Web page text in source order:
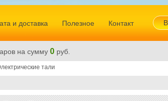
тали
и доставка Полезное Контакт
на сумму 0 руб.